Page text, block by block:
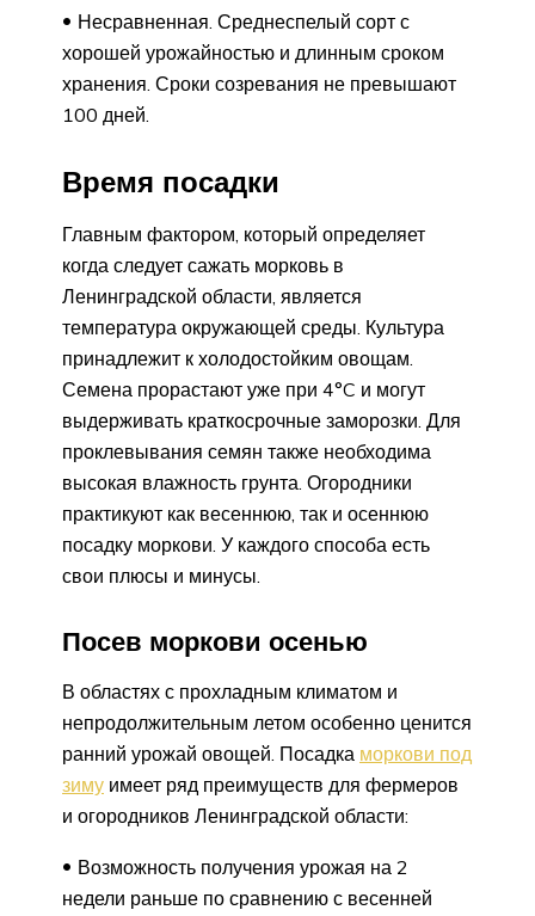
Несравненная. Среднеспелый сорт с
хорошей урожайностью и длинным сроком
хранения. Сроки созревания не превышают
100 дней.
Время посадки
Главным фактором, который определяет
когда следует сажать морковь в
Ленинградской области, является
температура окружающей среды. Культура
принадлежит к холодостойким овощам.
Семена прорастают уже при 4°C и могут
выдерживать краткосрочные заморозки. Для
проклевывания семян также необходима
высокая влажность грунта. Огородники
практикуют как весеннюю, так и осеннюю
посадку моркови. У каждого способа есть
свои плюсы и минусы.
Посев моркови осенью
В областях с прохладным климатом и
непродолжительным летом особенно ценится
ранний урожай овощей. Посадка моркови под
зиму имеет ряд преимуществ для фермеров
и огородников Ленинградской области:
Возможность получения урожая на 2
недели раньше по сравнению с весенней